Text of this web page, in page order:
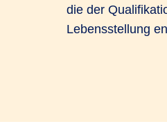
die der
Lebensstellung